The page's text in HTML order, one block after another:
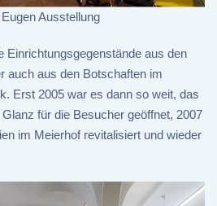
Ausstellung
Einrichtungsgegenstände aus den
auch aus den Botschaften im
Erst 2005 war es dann so weit, das
für die Besucher geöffnet, 2007
im Meierhof revitalisiert und wieder